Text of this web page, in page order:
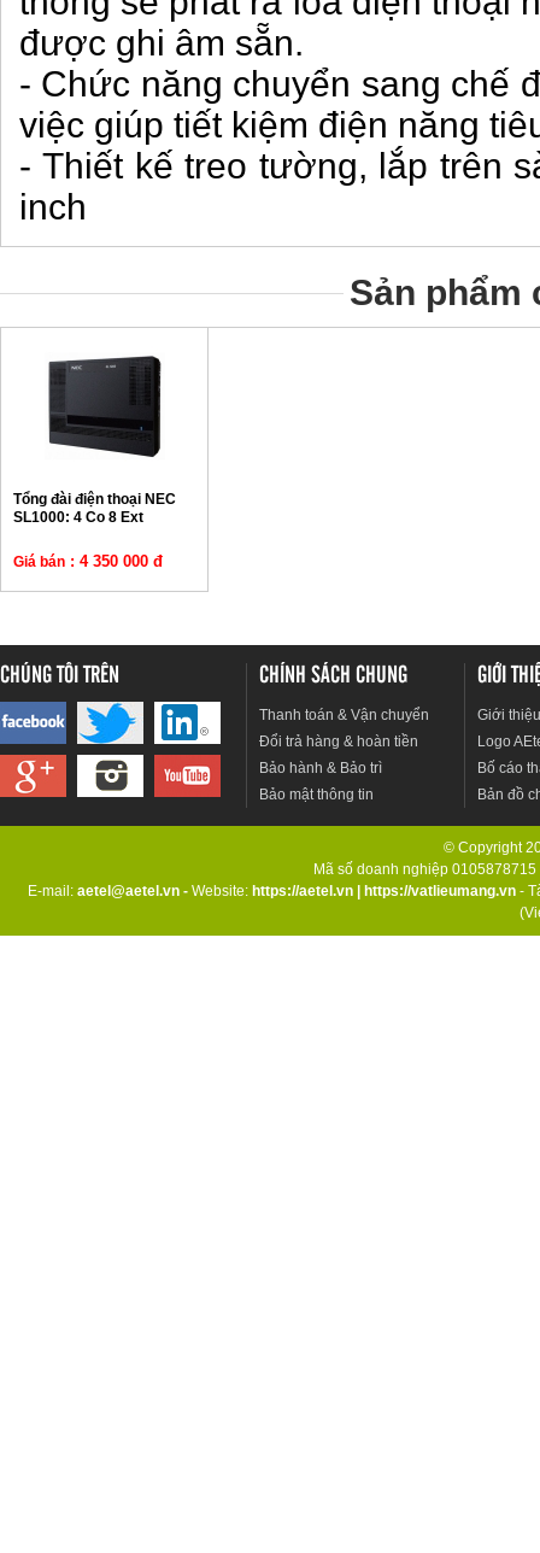
được ghi âm sẵn.
- Chức năng chuyển sang chế
việc giúp tiết kiệm điện năng
- Thiết kế treo tường, lắp trên
inch
Sản phẩm
Tổng đài điện thoại NEC
SL1000: 4 Co 8 Ext
Giá bán : 4 350 000 đ
CHÚNG TÔI TRÊN CHÍNH SÁCH CHUNG
Thanh toán & Vận chuyển
Đổi trả hàng & hoàn tiền
Bảo hành & Bảo trì
Bảo mật thông tin
GIỚI
Giới
Logo
Bố cáo
Bản đồ
© Copyright
Mã số doanh nghiệp
E-mail: aetel@aetel.vn - Website: https://aetel.vn https://vatlieumang.vn -